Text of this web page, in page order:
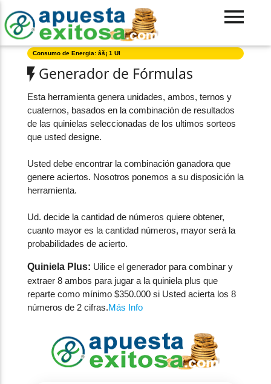
Consumo de Energia: âš¡ 1 UI
Generador de Fórmulas
Esta herramienta genera unidades, ambos, ternos y
cuaternos, basados en la combinación de resultados
de las quinielas seleccionadas de los ultimos sorteos
que usted designe.
Usted debe encontrar la combinación ganadora que
genere aciertos. Nosotros ponemos a su disposición la
herramienta.
Ud. decide la cantidad de números quiere obtener,
cuanto mayor es la cantidad números, mayor será la
probabilidades de acierto.
Quiniela Plus: Uilice el generador para combinar y
extraer 8 ambos para jugar a la quiniela plus que
reparte como mínimo $350.000 si Usted acierta los 8
números de 2 cifras.Más Info